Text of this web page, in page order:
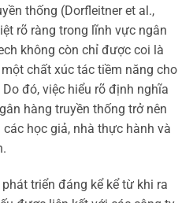
thống (Dorfleitner et al.,
rõ ràng trong lĩnh vực ngân
không còn chỉ được coi là
chất xúc tác tiềm năng cho
đó, việc hiểu rõ định nghĩa
hàng truyền thống trở nên
học giả, nhà thực hành và
triển đáng kể kể từ khi ra